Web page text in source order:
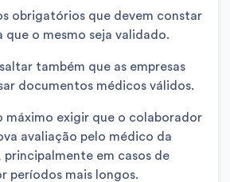
obrigatórios que devem constar
que o mesmo seja validado.
também que as empresas
documentos médicos válidos.
máximo exigir que o colaborador
avaliação pelo médico da
principalmente em casos de
períodos mais longos.